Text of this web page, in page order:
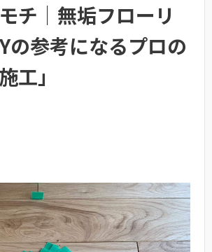
チ｜無垢フローリ
の参考になるプロの
工」